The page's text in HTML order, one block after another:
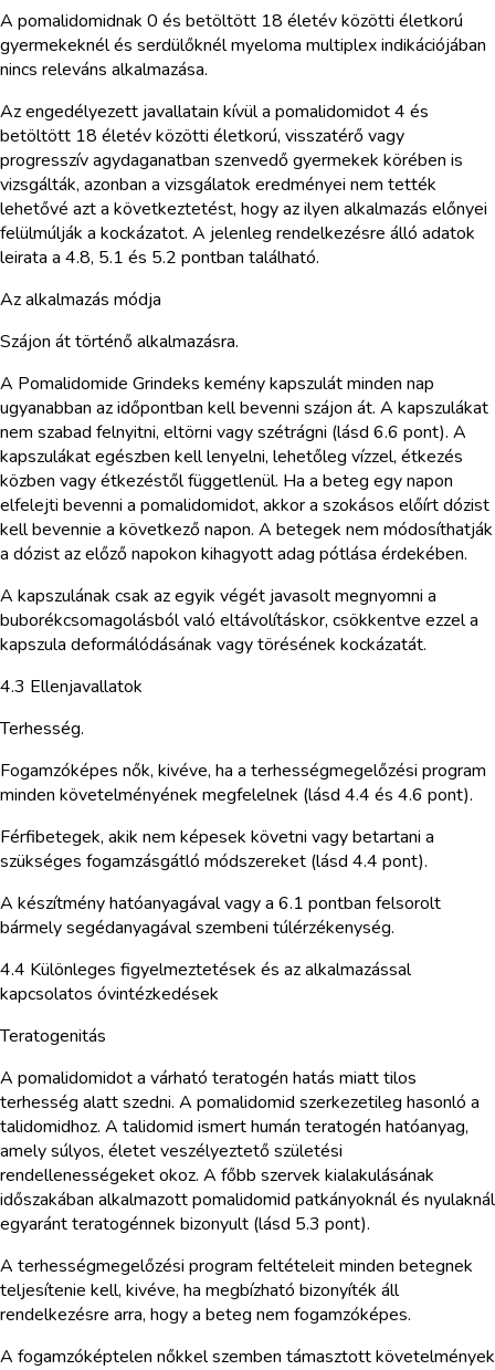
A pomalidomidnak 0 és betöltött 18 életév közötti életkorú
gyermekeknél és serdülőknél myeloma multiplex indikációjában
nincs releváns alkalmazása.
Az engedélyezett javallatain kívül a pomalidomidot 4 és
betöltött 18 életév közötti életkorú, visszatérő vagy
progresszív agydaganatban szenvedő gyermekek körében is
vizsgálták, azonban a vizsgálatok eredményei nem tették
lehetővé azt a következtetést, hogy az ilyen alkalmazás előnyei
felülmúlják a kockázatot. A jelenleg rendelkezésre álló adatok
leirata a 4.8, 5.1 és 5.2 pontban található.
Az alkalmazás módja
Szájon át történő alkalmazásra.
A Pomalidomide Grindeks kemény kapszulát minden nap
ugyanabban az időpontban kell bevenni szájon át. A kapszulákat
nem szabad felnyitni, eltörni vagy szétrágni (lásd 6.6 pont). A
kapszulákat egészben kell lenyelni, lehetőleg vízzel, étkezés
közben vagy étkezéstől függetlenül. Ha a beteg egy napon
elfelejti bevenni a pomalidomidot, akkor a szokásos előírt dózist
kell bevennie a következő napon. A betegek nem módosíthatják
a dózist az előző napokon kihagyott adag pótlása érdekében.
A kapszulának csak az egyik végét javasolt megnyomni a
buborékcsomagolásból való eltávolításkor, csökkentve ezzel a
kapszula deformálódásának vagy törésének kockázatát.
4.3 Ellenjavallatok
Terhesség.
Fogamzóképes nők, kivéve, ha a terhességmegelőzési program
minden követelményének megfelelnek (lásd 4.4 és 4.6 pont).
Férfibetegek, akik nem képesek követni vagy betartani a
szükséges fogamzásgátló módszereket (lásd 4.4 pont).
A készítmény hatóanyagával vagy a 6.1 pontban felsorolt
bármely segédanyagával szembeni túlérzékenység.
4.4 Különleges figyelmeztetések és az alkalmazással
kapcsolatos óvintézkedések
Teratogenitás
A pomalidomidot a várható teratogén hatás miatt tilos
terhesség alatt szedni. A pomalidomid szerkezetileg hasonló a
talidomidhoz. A talidomid ismert humán teratogén hatóanyag,
amely súlyos, életet veszélyeztető születési
rendellenességeket okoz. A főbb szervek kialakulásának
időszakában alkalmazott pomalidomid patkányoknál és nyulaknál
egyaránt teratogénnek bizonyult (lásd 5.3 pont).
A terhességmegelőzési program feltételeit minden betegnek
teljesítenie kell, kivéve, ha megbízható bizonyíték áll
rendelkezésre arra, hogy a beteg nem fogamzóképes.
A fogamzóképtelen nőkkel szemben támasztott követelmények